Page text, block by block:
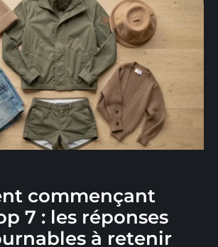
commençant
7 : les réponses
à retenir